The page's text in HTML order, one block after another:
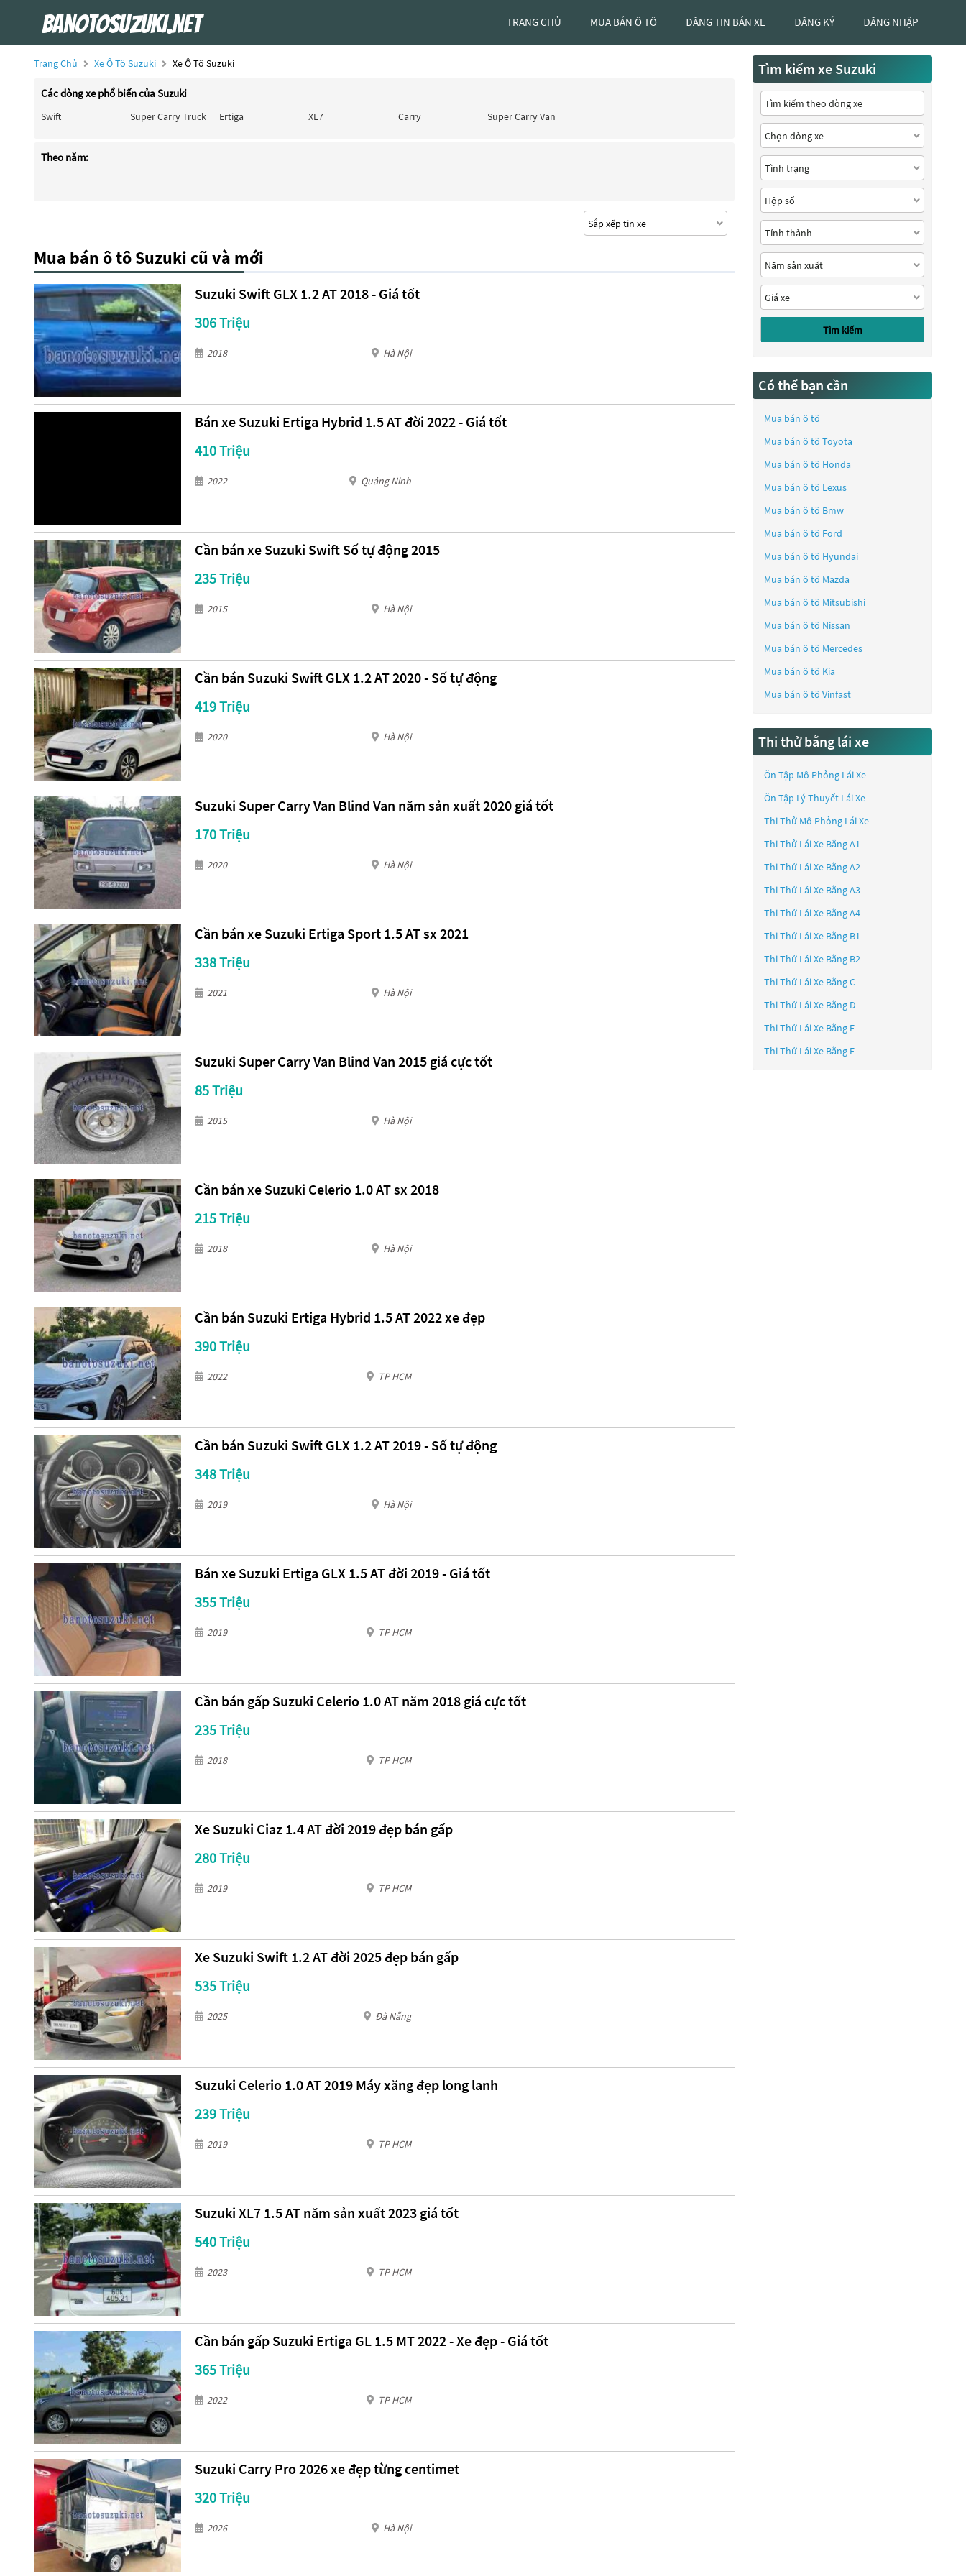
TRANG CHỦ MUA BÁN Ô TÔ ĐĂNG TIN BÁN XE ĐĂNG KÝ ĐĂNG NHẬP
Trang Chủ Xe Ô Tô Suzuki Xe Ô Tô Suzuki
Các dòng xe phổ biến của Suzuki
Swift Super Carry Truck Ertiga XL7 Carry Super Carry Van
Theo năm:
Mua bán ô tô Suzuki cũ và mới
Suzuki Swift GLX 1.2 AT 2018 - Giá tốt
306 Triệu
2018 Hà Nội
Bán xe Suzuki Ertiga Hybrid 1.5 AT đời 2022 - Giá tốt
410 Triệu
2022 Quảng Ninh
Cần bán xe Suzuki Swift Số tự động 2015
235 Triệu
2015 Hà Nội
Cần bán Suzuki Swift GLX 1.2 AT 2020 - Số tự động
419 Triệu
2020 Hà Nội
Suzuki Super Carry Van Blind Van năm sản xuất 2020 giá tốt
170 Triệu
2020 Hà Nội
Cần bán xe Suzuki Ertiga Sport 1.5 AT sx 2021
338 Triệu
2021 Hà Nội
Suzuki Super Carry Van Blind Van 2015 giá cực tốt
85 Triệu
2015 Hà Nội
Cần bán xe Suzuki Celerio 1.0 AT sx 2018
215 Triệu
2018 Hà Nội
Cần bán Suzuki Ertiga Hybrid 1.5 AT 2022 xe đẹp
390 Triệu
2022 TP HCM
Cần bán Suzuki Swift GLX 1.2 AT 2019 - Số tự động
348 Triệu
2019 Hà Nội
Bán xe Suzuki Ertiga GLX 1.5 AT đời 2019 - Giá tốt
355 Triệu
2019 TP HCM
Cần bán gấp Suzuki Celerio 1.0 AT năm 2018 giá cực tốt
235 Triệu
2018 TP HCM
Xe Suzuki Ciaz 1.4 AT đời 2019 đẹp bán gấp
280 Triệu
2019 TP HCM
Xe Suzuki Swift 1.2 AT đời 2025 đẹp bán gấp
535 Triệu
2025 Đà Nẵng
Suzuki Celerio 1.0 AT 2019 Máy xăng đẹp long lanh
239 Triệu
2019 TP HCM
Suzuki XL7 1.5 AT năm sản xuất 2023 giá tốt
540 Triệu
2023 TP HCM
Cần bán gấp Suzuki Ertiga GL 1.5 MT 2022 - Xe đẹp - Giá tốt
365 Triệu
2022 TP HCM
Suzuki Carry Pro 2026 xe đẹp từng centimet
320 Triệu
2026 Hà Nội
Tìm kiếm xe Suzuki
Tìm kiếm
Có thể bạn cần
Mua bán ô tô
Mua bán ô tô Toyota
Mua bán ô tô Honda
Mua bán ô tô Lexus
Mua bán ô tô Bmw
Mua bán ô tô Ford
Mua bán ô tô Hyundai
Mua bán ô tô Mazda
Mua bán ô tô Mitsubishi
Mua bán ô tô Nissan
Mua bán ô tô Mercedes
Mua bán ô tô Kia
Mua bán ô tô Vinfast
Thi thử bằng lái xe
Ôn Tập Mô Phỏng Lái Xe
Ôn Tập Lý Thuyết Lái Xe
Thi Thử Mô Phỏng Lái Xe
Thi Thử Lái Xe Bằng A1
Thi Thử Lái Xe Bằng A2
Thi Thử Lái Xe Bằng A3
Thi Thử Lái Xe Bằng A4
Thi Thử Lái Xe Bằng B1
Thi Thử Lái Xe Bằng B2
Thi Thử Lái Xe Bằng C
Thi Thử Lái Xe Bằng D
Thi Thử Lái Xe Bằng E
Thi Thử Lái Xe Bằng F